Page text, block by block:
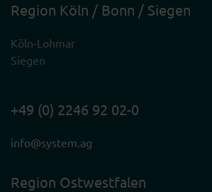
Region Köln / Bonn / Siegen
Köln-Lohmar
Siegen
+49 (0) 2246 92 02-0
info@system.ag
Region Ostwestfalen